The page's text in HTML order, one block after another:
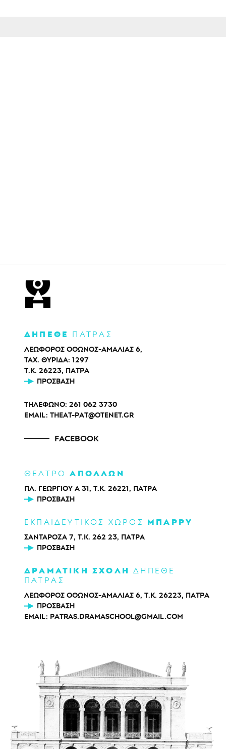
ΔΗΠΕΘΕ ΠΑΤΡΑΣ
ΛΕΩΦΟΡΟΣ ΟΘΩΝΟΣ-ΑΜΑΛΙΑΣ 6,
ΤΑΧ. ΘΥΡΙΔΑ: 1297
Τ.Κ. 26223, ΠΑΤΡΑ
ΠΡΌΣΒΑΣΗ
ΤΗΛΕΦΩΝΟ: 261 062 3730
EMAIL: THEAT-PAT@OTENET.GR
FACEBOOK
ΘΕΑΤΡΟΑΠΟΛΛΩΝ
ΠΛ. ΓΕΩΡΓΙΟΥ Α 31, Τ.Κ. 26221, ΠΑΤΡΑ
ΠΡΌΣΒΑΣΗ
ΕΚΠΑΙΔΕΥΤΙΚΟΣ ΧΩΡΟΣ ΜΠΑΡΡΥ
ΣΑΝΤΑΡΟΖΑ 7, Τ.Κ. 262 23, ΠΑΤΡΑ
ΠΡΌΣΒΑΣΗ
ΔΡΑΜΑΤΙΚΗ ΣΧΟΛΗ ΔΗΠΕΘΕ
ΠΑΤΡΑΣ
ΛΕΩΦΟΡΟΣ ΟΘΩΝΟΣ-ΑΜΑΛΙΑΣ 6, Τ.Κ. 26223, ΠΑΤΡΑ
ΠΡΌΣΒΑΣΗ
EMAIL: PATRAS.DRAMASCHOOL@GMAIL.COM